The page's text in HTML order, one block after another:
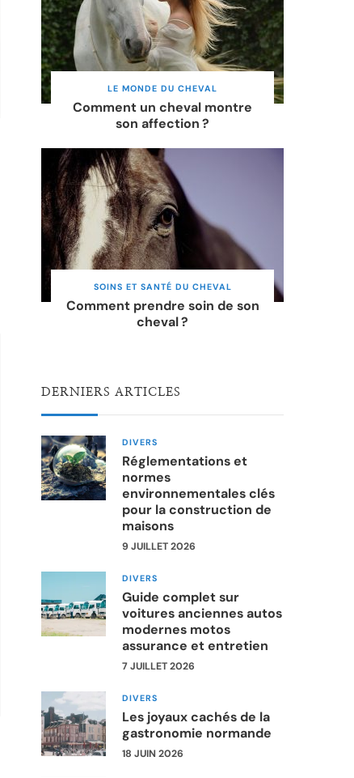
LE MONDE DU CHEVAL
Comment un cheval montre
son affection ?
SOINS ET SANTÉ DU CHEVAL
Comment prendre soin de son
cheval ?
DERNIERS ARTICLES
DIVERS
Réglementations et
normes
environnementales clés
pour la construction de
maisons
9 JUILLET 2026
DIVERS
Guide complet sur
voitures anciennes autos
modernes motos
assurance et entretien
7 JUILLET 2026
DIVERS
Les joyaux cachés de la
gastronomie normande
18 JUIN 2026